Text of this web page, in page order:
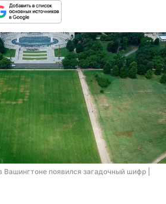
Вашингтоне появился загадочный шифр |